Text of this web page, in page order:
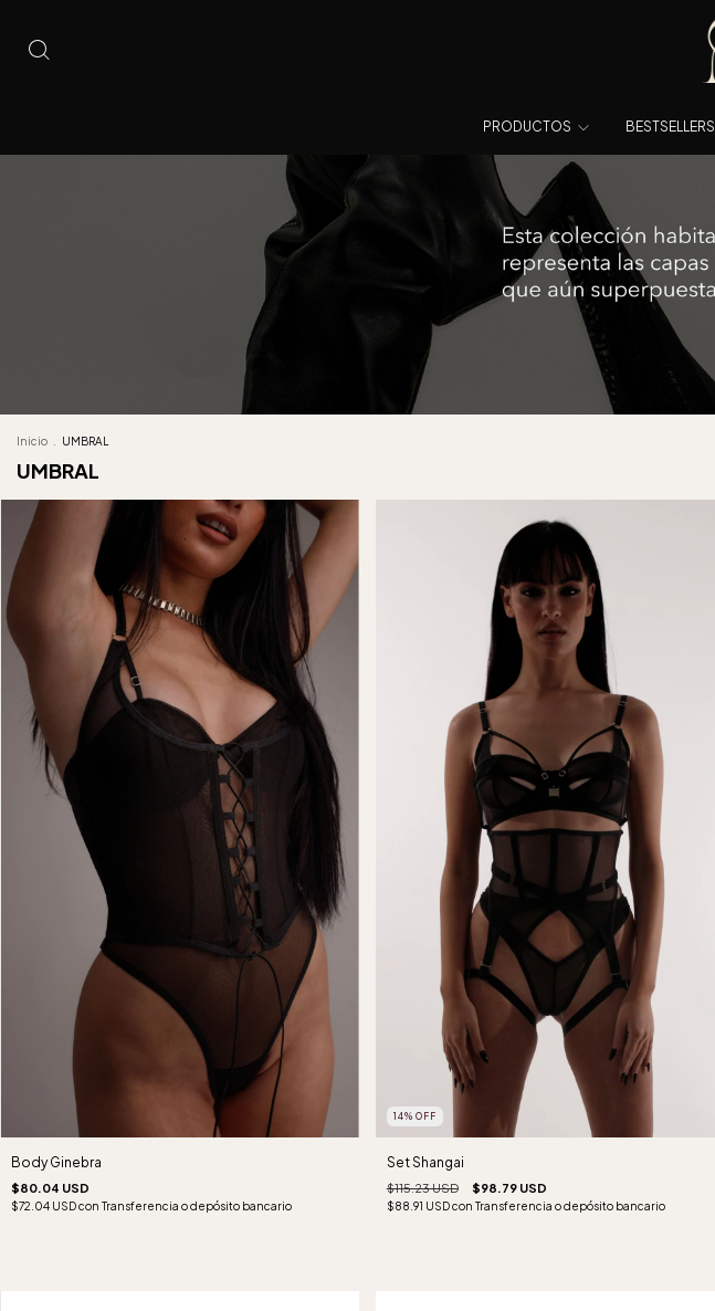
PRODUCTOS BESTSELLERS
Inicio UMBRAL
UMBRAL
Body Ginebra
$80.04 USD
$72.04 USDcon Transferencia o depósito bancario
14% OFF
Set Shangai
$115.23 USD $98.79 USD
$88.91 USDcon Transferencia o depósito bancario